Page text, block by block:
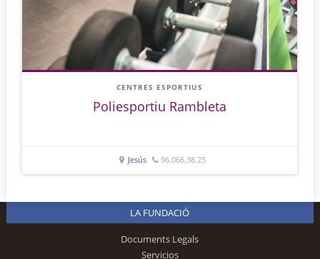
CENTRES ESPORTIUS
Poliesportiu Rambleta
Jesús 96.066.38.25
LA FUNDACIÓ
Documents Legals
Servicios